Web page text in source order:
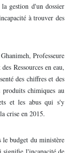
gestion d'un dossier
à trouver des
Professeure
Ressources en eau,
des chiffres et des
chimiques au
et les abus qui s'y
crise en 2015.
le budget du ministère